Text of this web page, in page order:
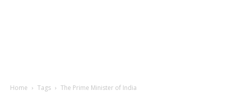
Home Tags The Prime Minister of India